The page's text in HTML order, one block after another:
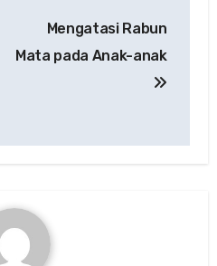
Mengatasi Rabun
Mata pada Anak-anak